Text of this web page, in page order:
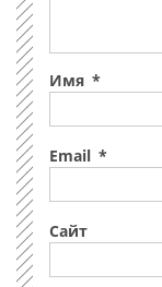
Имя *
Email *
Сайт